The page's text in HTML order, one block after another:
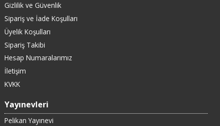
Gizlilik ve Güvenlik
Sipariş ve İade Koşulları
Üyelik Koşulları
Sipariş Takibi
Hesap Numaralarımız
İletişim
KVKK
Yayınevleri
Pelikan Yayınevi